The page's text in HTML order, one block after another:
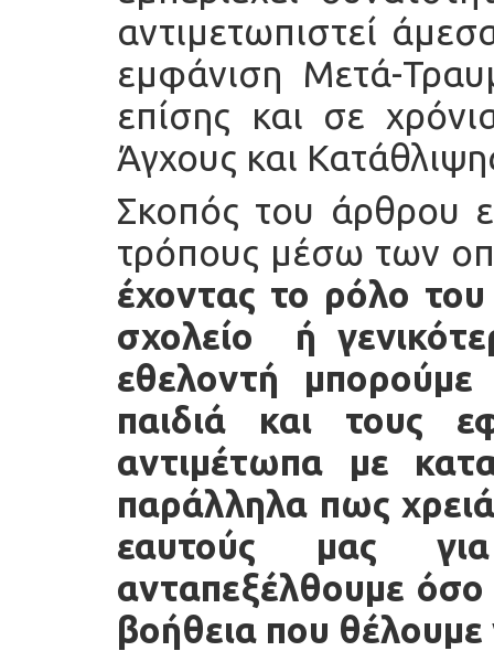
αντιμετωπιστεί
εμφάνιση Μετά-
επίσης και σε
Άγχους και
Σκοπός του άρθρου
τρόπους μέσω των
έχοντας το ρόλο
σχολείο ή
εθελοντή
παιδιά και τους
αντιμέτωπα με
παράλληλα πως
εαυτούς μας
ανταπεξέλθουμε
βοήθεια που